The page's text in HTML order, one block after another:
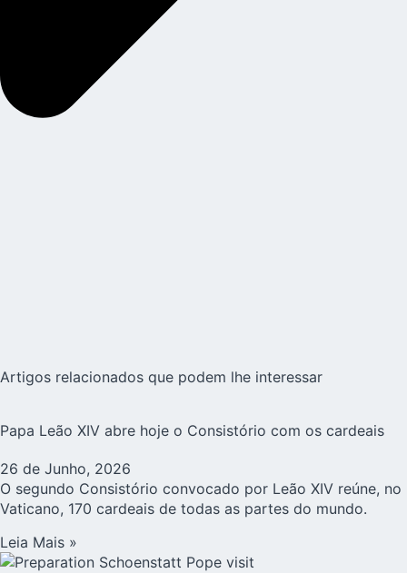
Artigos relacionados que podem lhe interessar
Papa Leão XIV abre hoje o Consistório com os cardeais
26 de Junho, 2026
O segundo Consistório convocado por Leão XIV reúne, no
Vaticano, 170 cardeais de todas as partes do mundo.
Leia Mais »